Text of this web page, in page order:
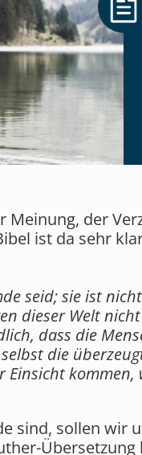
Meinung, der
ist da sehr
seid; sie ist
dieser Welt
dass die
die
sind, sollen wir
Übersetzung